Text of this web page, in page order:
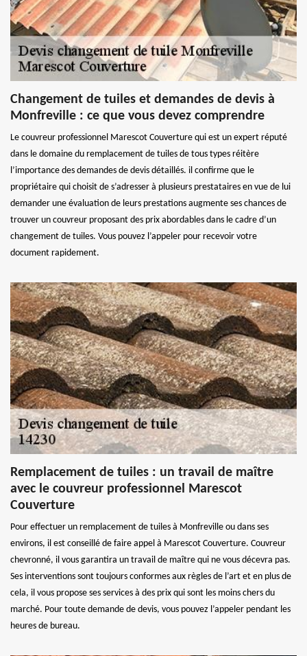
Changement de tuiles et demandes de devis à
Monfreville : ce que vous devez comprendre
Le couvreur professionnel Marescot Couverture qui est un expert réputé
dans le domaine du remplacement de tuiles de tous types réitère
l’importance des demandes de devis détaillés. il confirme que le
propriétaire qui choisit de s’adresser à plusieurs prestataires en vue de lui
demander une évaluation de leurs prestations augmente ses chances de
trouver un couvreur proposant des prix abordables dans le cadre d’un
changement de tuiles. Vous pouvez l’appeler pour recevoir votre
document rapidement.
Remplacement de tuiles : un travail de maître
avec le couvreur professionnel Marescot
Couverture
Pour effectuer un remplacement de tuiles à Monfreville ou dans ses
environs, il est conseillé de faire appel à Marescot Couverture. Couvreur
chevronné, il vous garantira un travail de maître qui ne vous décevra pas.
Ses interventions sont toujours conformes aux règles de l’art et en plus de
cela, il vous propose ses services à des prix qui sont les moins chers du
marché. Pour toute demande de devis, vous pouvez l’appeler pendant les
heures de bureau.